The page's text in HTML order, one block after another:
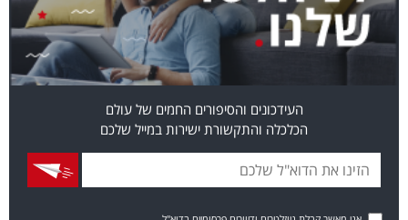
העידכונים והסיפורים החמים של עולם
הכלכלה והתקשורת ישירות במייל שלכם